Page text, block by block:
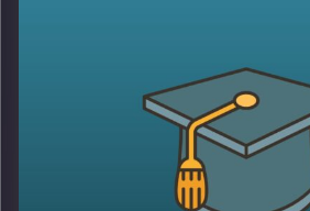
בבית משפט כאשר תופעת
נוכל לסמוך על מה שאנחנו רואים
של הסטארט-אפ ניישן? ד"ר אביב
מדבר על הקשר בין שני